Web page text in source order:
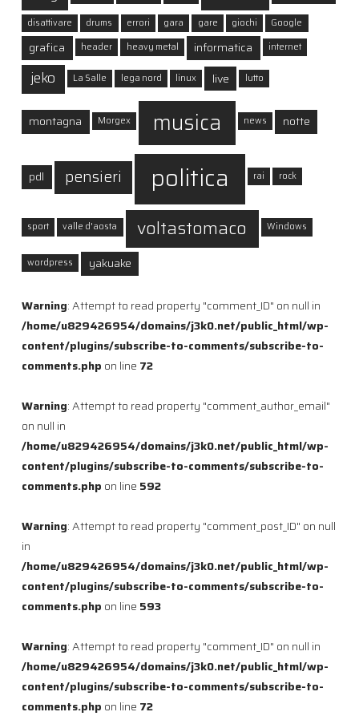
disattivare drums errori gara gare giochi Google
grafica header heavy metal informatica internet
jeko La Salle lega nord linux live lutto
montagna Morgex musica news notte
pdl pensieri politica rai rock
sport valle d'aosta voltastomaco Windows
wordpress yakuake
Warning: Attempt to read property "comment_ID" on null in
/home/u829426954/domains/j3k0.net/public_html/wp-
content/plugins/subscribe-to-comments/subscribe-to-
comments.php on line 72
Warning: Attempt to read property "comment_author_email"
on null in
/home/u829426954/domains/j3k0.net/public_html/wp-
content/plugins/subscribe-to-comments/subscribe-to-
comments.php on line 592
Warning: Attempt to read property "comment_post_ID" on null
in
/home/u829426954/domains/j3k0.net/public_html/wp-
content/plugins/subscribe-to-comments/subscribe-to-
comments.php on line 593
Warning: Attempt to read property "comment_ID" on null in
/home/u829426954/domains/j3k0.net/public_html/wp-
content/plugins/subscribe-to-comments/subscribe-to-
comments.php on line 72